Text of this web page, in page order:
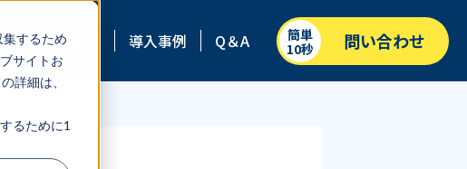
するため
サイトお
詳細は、
るために1
機能紹介 導入事例 Q＆A
簡単
10秒
問い合わせ